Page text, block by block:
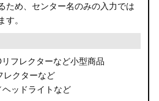
ため、センター名のみの入力では
。
フレクターなど小型商品
レクターなど
ッドライトなど